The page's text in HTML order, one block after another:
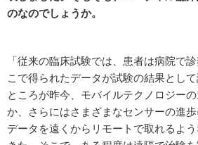
のなのでしょうか。
「従来の臨床試験では、患者は病院で
こで得られたデータが試験の結果として
ところが昨今、モバイルテクノロジー
か、さらにはさまざまなセンサーの進
データを遠くからリモートで取れるよ